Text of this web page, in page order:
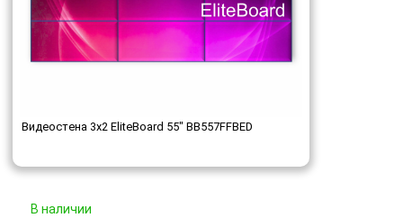
Видеостена 3x2 EliteBoard 55" BB557FFBED
В наличии